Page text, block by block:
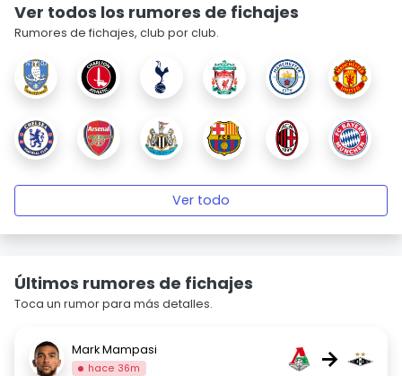
Ver todos los rumores de fichajes
Rumores de fichajes, club por club.
Ver todo
Últimos rumores de fichajes
Toca un rumor para más detalles.
Mark Mampasi
hace 36m →